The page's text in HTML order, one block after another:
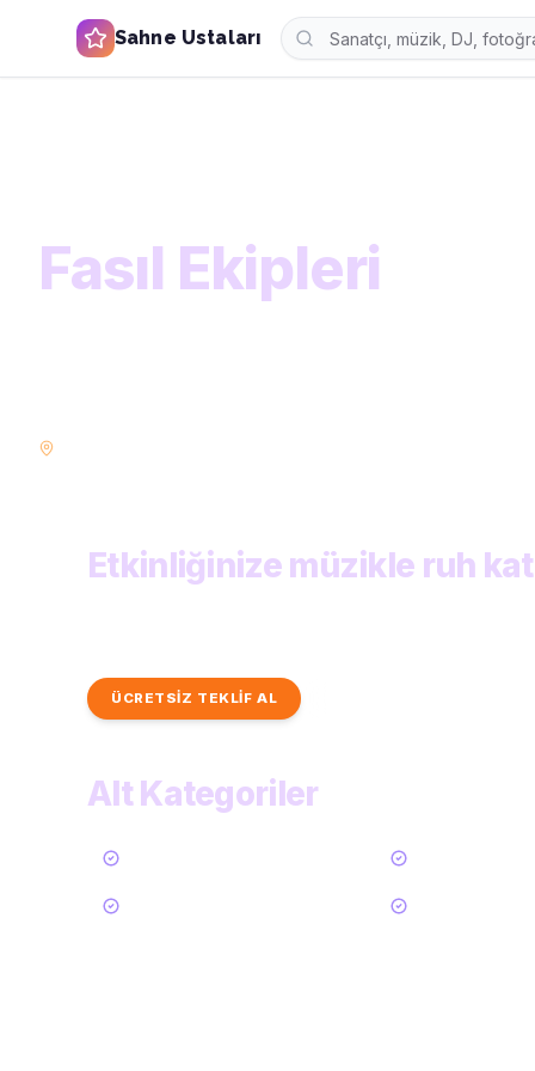
Sahne Ustaları
Fasıl Ekipleri
Etkinliğinize müzikle ruh
ÜCRETSİZ TEKLİF AL
Alt Kategoriler